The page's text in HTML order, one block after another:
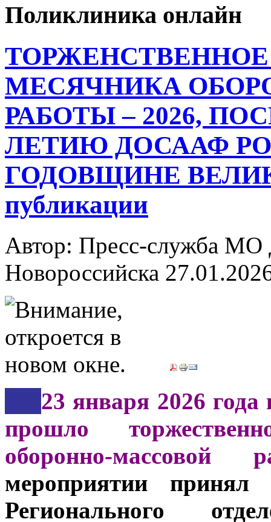
Поликлиника онлайн
МЕСЯЧНИКА
РАБОТЫ – 2026,
ЛЕТИЮ ДОСААФ
ГОДОВЩИНЕ
публикации
Автор: Пресс-служба
Новороссийска
23 января 2026 года
прошло
оборонно-
мероприятии принял
Регионального